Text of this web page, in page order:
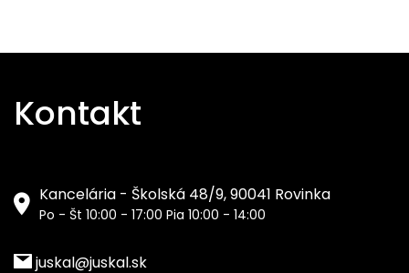
Kontakt
Kancelária - Školská 48/9, 90041 Rovinka
Po - Št 10:00 - 17:00 Pia 10:00 - 14:00
juskal@juskal.sk